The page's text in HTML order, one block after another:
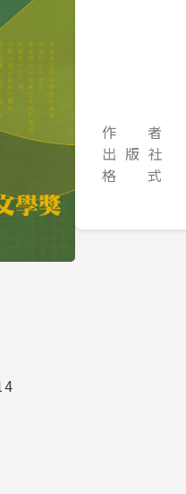
作 者
出 版 社
格 式